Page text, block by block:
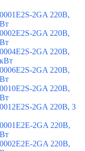
2GA 220В,
2GA 220В,
2GA 220В,
2GA 220В,
2GA 220В,
2GA 220В, 3
2GA 220В,
2GA 220В,